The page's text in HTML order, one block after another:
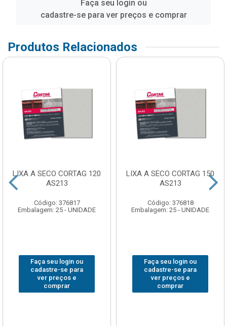
Faça seu login ou
cadastre-se para ver preços e comprar
Produtos Relacionados
LIXA A SECO CORTAG 120
AS213
Código: 376817
Embalagem: 25 - UNIDADE
Faça seu login ou
cadastre-se para
ver preços e
comprar
LIXA A SECO CORTAG 150
AS213
Código: 376818
Embalagem: 25 - UNIDADE
Faça seu login ou
cadastre-se para
ver preços e
comprar